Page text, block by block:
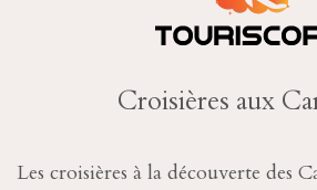
Croisières aux
Les croisières à la découverte des